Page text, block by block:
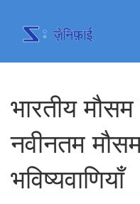
भारतीय मौसम
नवीनतम
भविष्यवाणियाँ